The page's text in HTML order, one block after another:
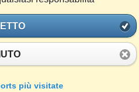
più visitate